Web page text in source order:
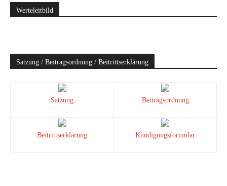
Werteleitbild
Satzung / Beitragsordnung / Beitrittserklärung
Satzung Beitragsordnung
Beitrittserklärung Kündigungsformular